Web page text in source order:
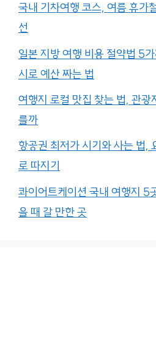
국내 기차여행 코스, 여름 휴가
선
일본 지방 여행 비용 절약법 5
시로 예산 짜는 법
여행지 로컬 맛집 찾는 법, 관광
를까
항공권 최저가 시기와 사는 법,
로 따지기
콰이어트케이션 국내 여행지 5
을 때 갈 만한 곳